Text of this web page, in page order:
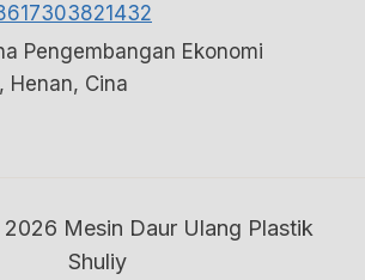
Pengembangan Ekonomi
Henan, Cina
Mesin Daur Ulang Plastik
Shuliy